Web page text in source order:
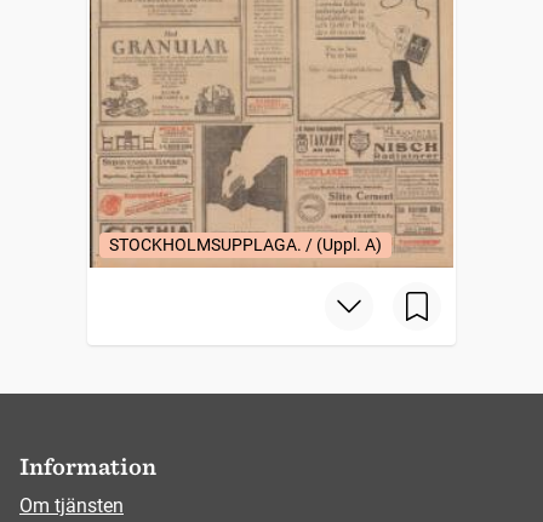
STOCKHOLMSUPPLAGA. / (Uppl. A)
Information
Om tjänsten